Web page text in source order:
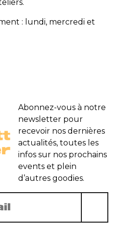
: lundi, mercredi et
Abonnez-vous à notre
newsletter pour
recevoir nos dernières
actualités, toutes les
infos sur nos prochains
events et plein
d’autres goodies.